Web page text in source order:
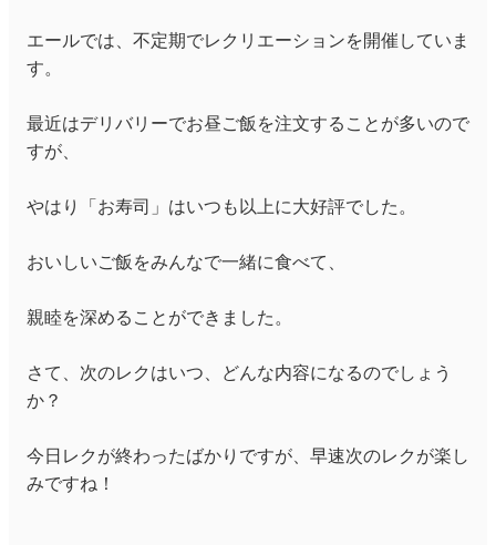
エールでは、不定期でレクリエーションを開催していま
す。
最近はデリバリーでお昼ご飯を注文することが多いので
すが、
やはり「お寿司」はいつも以上に大好評でした。
おいしいご飯をみんなで一緒に食べて、
親睦を深めることができました。
さて、次のレクはいつ、どんな内容になるのでしょう
か？
今日レクが終わったばかりですが、早速次のレクが楽し
みですね！